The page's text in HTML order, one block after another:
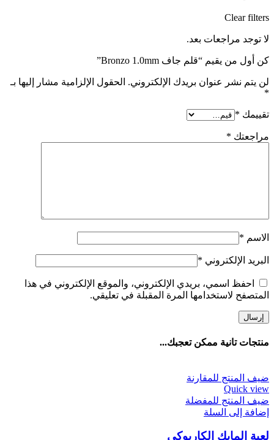
Clear filters
لا توجد مراجعات بعد.
كن أول من يقيم “قلم جاف Bronzo 1.0mm”
لن يتم نشر عنوان بريدك الإلكتروني. الحقول الإلزامية مشار إليها بـ
*
تقييمك *
مراجعتك *
الاسم *
البريد الإلكتروني *
احفظ اسمي، بريدي الإلكتروني، والموقع الإلكتروني في هذا
المتصفح لاستخدامها المرة المقبلة في تعليقي.
منتجات تانية ممكن تعجبك...
ضيف المنتج للمقارنة
Quick view
ضيف المنتج للمفضلة
إضافة إلى السلة
لعبة المايك الكاريوكي